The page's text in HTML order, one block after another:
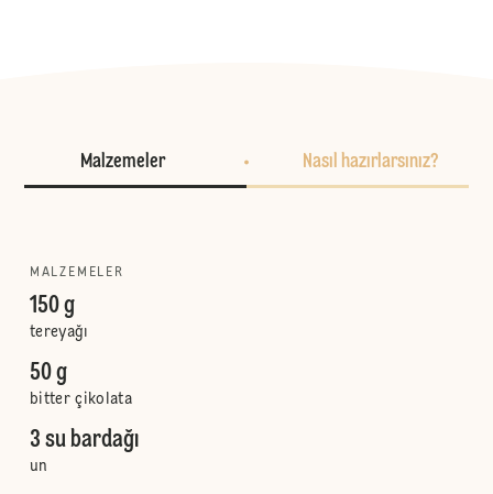
Malzemeler Nasıl hazırlarsınız?
MALZEMELER
150 g
tereyağı
50 g
bitter çikolata
3 su bardağı
un